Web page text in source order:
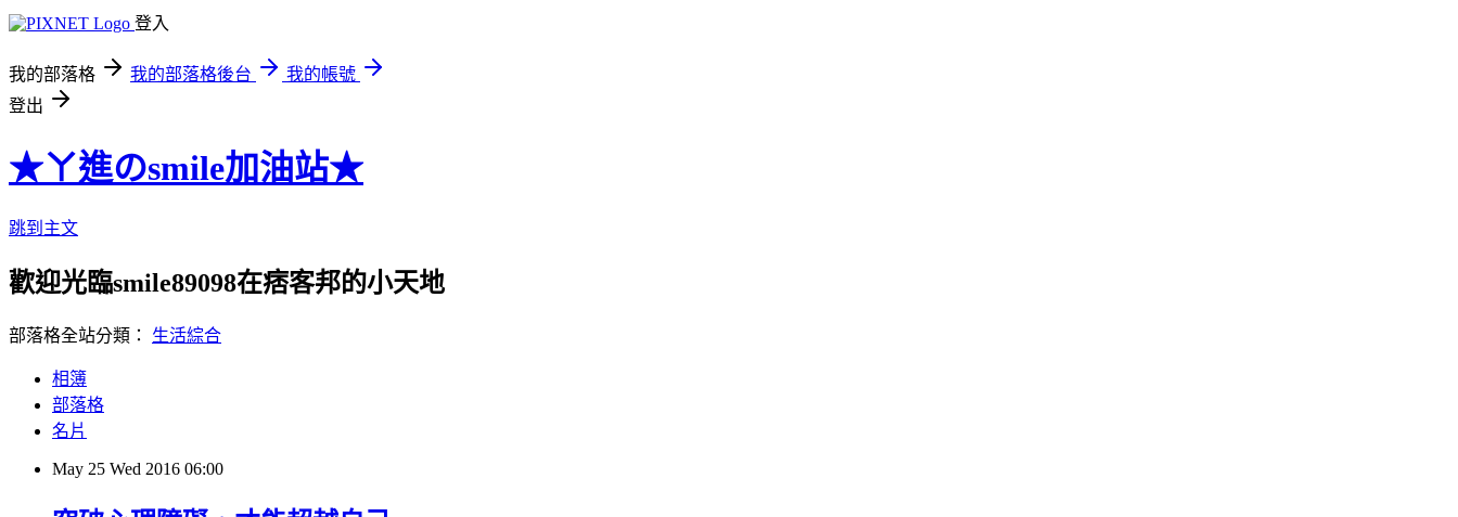
登入
我的部落格 我的部落格後台
我的帳號
登出
★ㄚ進のsmile加油站★
跳到主文
歡迎光臨smile89098在痞客邦的小天地
部落格全站分類： 生活綜合
相簿
部落格
名片
May 25 Wed 2016 06:00